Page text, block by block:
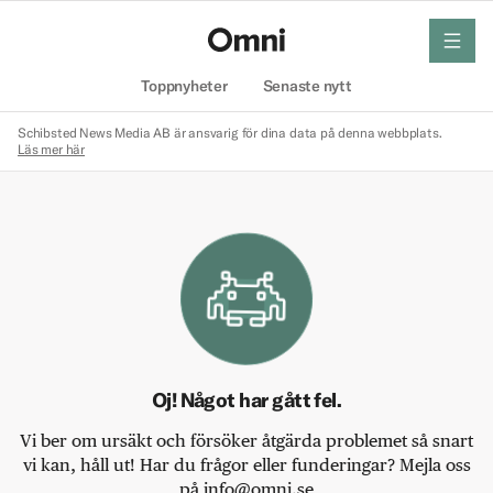
Toppnyheter Senaste nytt
meny
Schibsted News Media AB är ansvarig för dina data på denna webbplats.
Läs mer här
Oj! Något har gått fel.
Vi ber om ursäkt och försöker åtgärda problemet så snart
vi kan, håll ut! Har du frågor eller funderingar? Mejla oss